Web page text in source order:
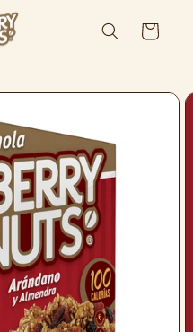
Carrito